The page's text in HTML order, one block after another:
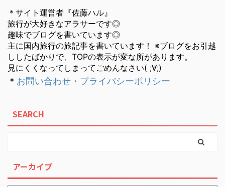
＊サイト運営者『佐藤ハル』
旅行が大好きなアラサーです◎
趣味でブログを書いています◎
主に国内旅行の旅記事を書いています！ ※ブログをお引越
ししたばかりで、TOPの表示が変な所があります。
見にくくなってしまってごめんなさい( ;∀;)
＊ お問い合わせ・プライバシーポリシー
SEARCH
アーカイブ